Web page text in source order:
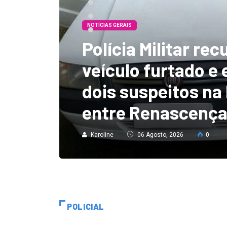
NOTÍCIAS GERAIS
Polícia Militar
veículo furtado e
dois suspeitos na
entre
Karoline 06 Agosto, 2026 0
POLICIAL